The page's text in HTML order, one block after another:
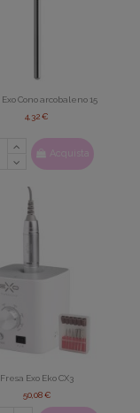
Cono arcobaleno 15
4,32 €
Acquista
Fresa Exo Eko CX3
50,08 €